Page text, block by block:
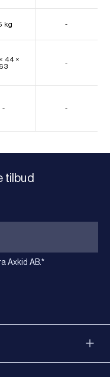
kg -
44 ×
63
-
- -
tilbud
Axkid AB.*